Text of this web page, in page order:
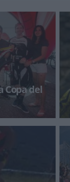
Copa del
del Mundo de
el paddock